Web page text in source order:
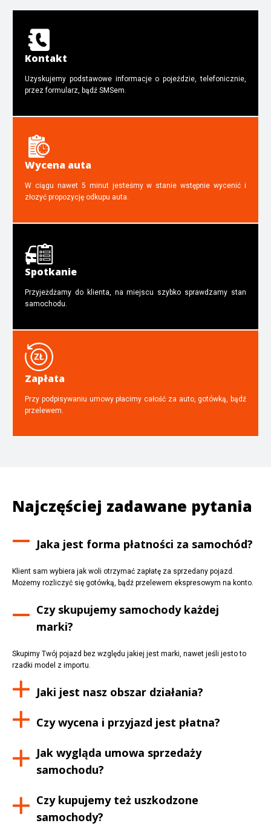
Kontakt
Uzyskujemy podstawowe informacje o pojeździe, telefonicznie,
przez formularz, bądź SMSem.
Wycena auta
W ciągu nawet 5 minut jesteśmy w stanie wstępnie wycenić i
złozyć propozycję odkupu auta.
Spotkanie
Przyjeżdżamy do klienta, na miejscu szybko sprawdzamy stan
samochodu.
Zapłata
Przy podpisywaniu umowy płacimy całość za auto, gotówką, bądź
przelewem.
Najczęściej zadawane pytania
Jaka jest forma płatności za samochód?
Klient sam wybiera jak woli otrzymać zapłatę za sprzedany pojazd.
Możemy rozliczyć się gotówką, bądź przelewem ekspresowym na konto.
Czy skupujemy samochody każdej
marki?
Skupimy Twój pojazd bez względu jakiej jest marki, nawet jeśli jesto to
rzadki model z importu.
Jaki jest nasz obszar działania?
Czy wycena i przyjazd jest płatna?
Jak wygląda umowa sprzedaży
samochodu?
Czy kupujemy też uszkodzone
samochody?